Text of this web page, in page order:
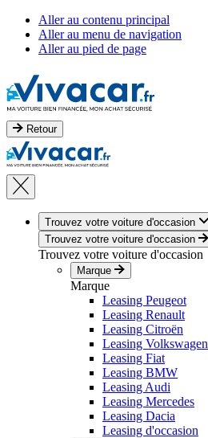
Aller au contenu principal
Aller au menu de navigation
Aller au pied de page
Retour
Trouvez votre voiture d'occasion
Trouvez votre voiture d'occasion
Trouvez votre voiture d'occasion
Marque
Marque
Leasing Peugeot
Leasing Renault
Leasing Citroën
Leasing Volkswagen
Leasing Fiat
Leasing BMW
Leasing Audi
Leasing Mercedes
Leasing Dacia
Leasing d'occasion